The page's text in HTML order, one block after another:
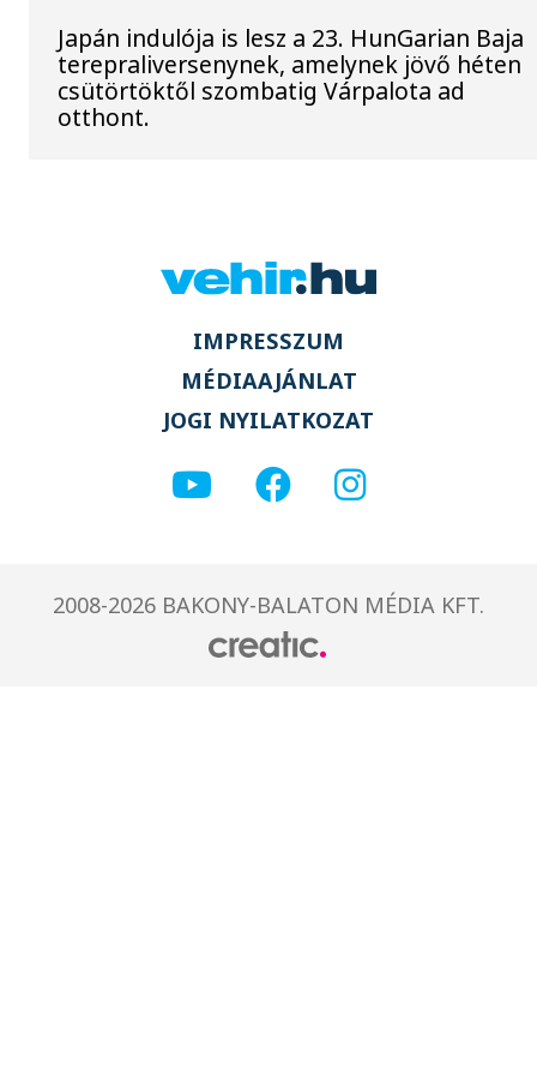
Japán indulója is lesz a 23. HunGarian Baja
terepraliversenynek, amelynek jövő héten
csütörtöktől szombatig Várpalota ad
otthont.
IMPRESSZUM
MÉDIAAJÁNLAT
JOGI NYILATKOZAT
2008-2026 BAKONY-BALATON MÉDIA KFT.